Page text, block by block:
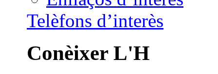
Telèfons d’interès
Conèixer L'H